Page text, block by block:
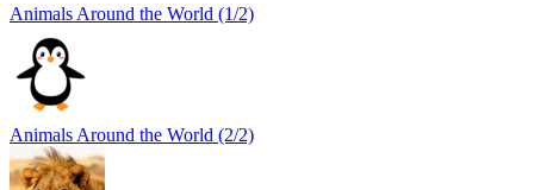
Animals Around the World (1/2)
Animals Around the World (2/2)